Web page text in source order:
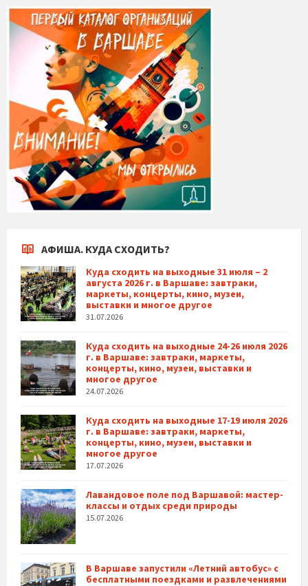
АФИША. КУДА СХОДИТЬ?
Куда сходить на выходные 31 июля – 2
августа 2026 г. в Варшаве: завтраки,
маркеты, концерты, кино, музеи,
выставки и многое другое
31.07.2026
Куда сходить на выходные 24-26 июля 2026
г. в Варшаве: завтраки, маркеты,
концерты, кино, музеи, выставки и
многое другое
24.07.2026
Куда сходить на выходные 17-19 июля 2026
г. в Варшаве: завтраки, маркеты,
концерты, кино, музеи, выставки и
многое другое
17.07.2026
Лавандовое поле под Варшавой: мастер-
классы и отдых среди природы
15.07.2026
В Варшаве запустили «Летний автобус» с
бесплатными поездками и развлечениями